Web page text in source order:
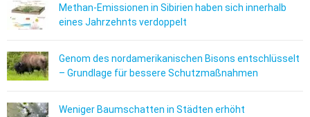
Methan-Emissionen in Sibirien haben sich innerhalb
eines Jahrzehnts verdoppelt
Genom des nordamerikanischen Bisons entschlüsselt
– Grundlage für bessere Schutzmaßnahmen
Weniger Baumschatten in Städten erhöht